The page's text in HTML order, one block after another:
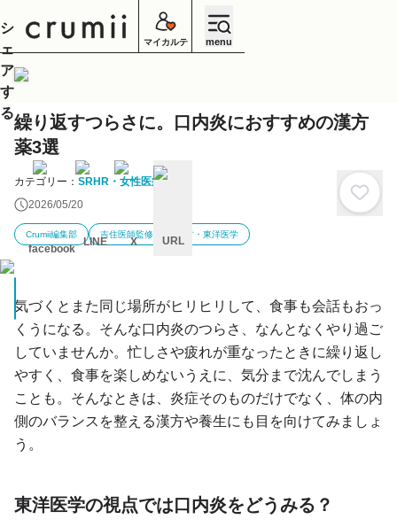
マイカルテ menu
繰り返すつらさに。口内炎におすすめの漢方
薬3選
カテゴリー： SRHR・女性医療
2026/05/20
Crumii編集部 吉住医師監修 漢方・東洋医学
気づくとまた同じ場所がヒリヒリして、食事も会話もおっ
くうになる。そんな口内炎のつらさ、なんとなくやり過ご
していませんか。忙しさや疲れが重なったときに繰り返し
やすく、食事を楽しめないうえに、気分まで沈んでしまう
ことも。そんなときは、炎症そのものだけでなく、体の内
側のバランスを整える漢方や養生にも目を向けてみましょ
う。
東洋医学の視点では口内炎をどうみる？
シ
ェ
ア
す
る
facebook
LINE X URL
キ
ン
セ
ル